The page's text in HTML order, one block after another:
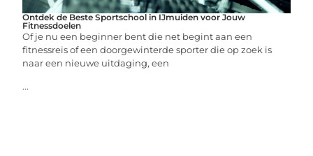
Ontdek de Beste Sportschool in IJmuiden voor Jouw
Fitnessdoelen
Of je nu een beginner bent die net begint aan een
fitnessreis of een doorgewinterde sporter die op zoek is
naar een nieuwe uitdaging, een
...